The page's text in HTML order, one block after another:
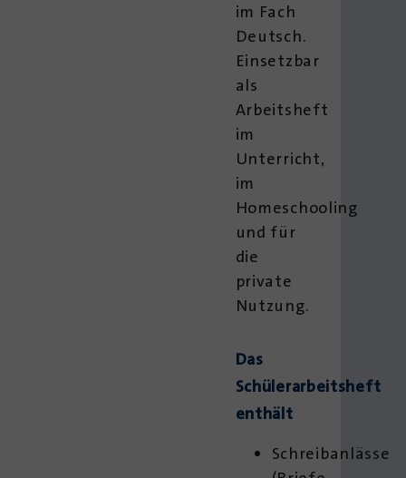
im Fach
Deutsch.
Einsetzbar
als
Arbeitsheft
im
Unterricht,
im
Homeschooling
und für
die
private
Nutzung.
Das
Schülerarbeitsheft
enthält
Schreibanlässe